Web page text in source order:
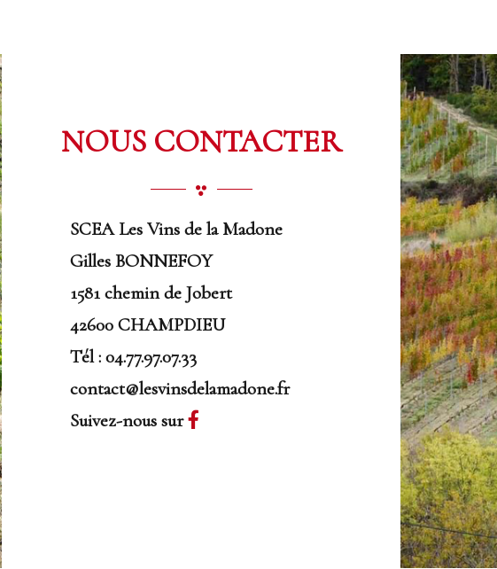
NOUS CONTACTER
SCEA Les Vins de la Madone
Gilles BONNEFOY
1581 chemin de Jobert
42600 CHAMPDIEU
Tél : 04.77.97.07.33
contact@lesvinsdelamadone.fr
Suivez-nous sur